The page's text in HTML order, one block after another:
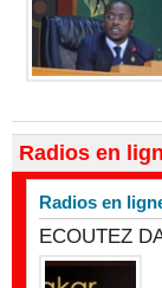
Radios en
Radios en
ECOUTEZ